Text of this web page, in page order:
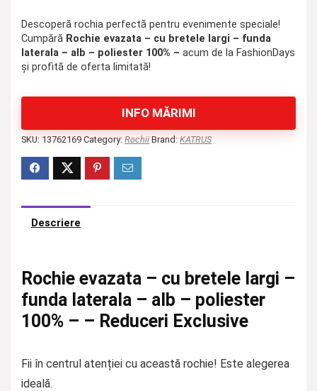
Descoperă rochia perfectă pentru evenimente speciale!
Cumpără Rochie evazata – cu bretele largi – funda
laterala – alb – poliester 100% – acum de la FashionDays
și profită de oferta limitată!
INFO MĂRIMI
SKU: 13762169 Category: Rochii Brand: KATRUS
Descriere
Rochie evazata – cu bretele largi –
funda laterala – alb – poliester
100% – – Reduceri Exclusive
Fii în centrul atenției cu această rochie! Este alegerea
ideală.